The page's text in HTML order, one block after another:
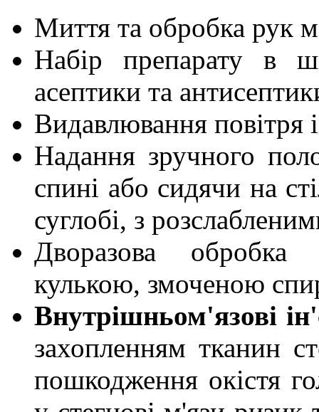
Миття та обробка рук
Набір препарату в
асептики та
Видавлювання повітря
Надання зручного
спині або сидячи на
суглобі, з
Дворазова обробка
кулькою, змоченою
Внутрішньом'язові
захопленням тканин
пошкодження окістя